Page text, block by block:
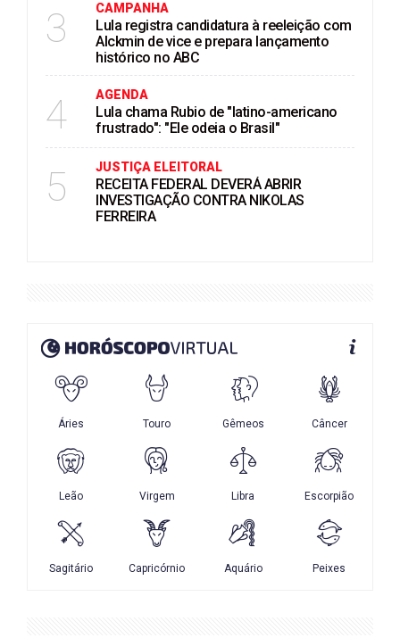
3 CAMPANHA
Lula registra candidatura à reeleição com
Alckmin de vice e prepara lançamento
histórico no ABC
4 AGENDA
Lula chama Rubio de "latino-americano
frustrado": "Ele odeia o Brasil"
5 JUSTIÇA ELEITORAL
RECEITA FEDERAL DEVERÁ ABRIR
INVESTIGAÇÃO CONTRA NIKOLAS
FERREIRA